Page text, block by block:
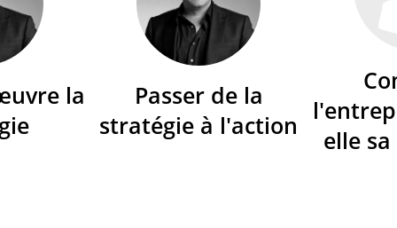
la
Passer de la
stratégie à l'action
elle